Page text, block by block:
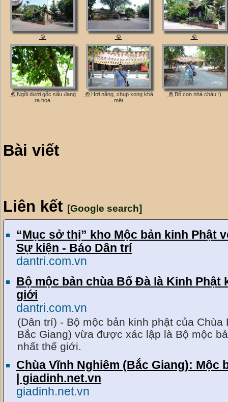
© © ©
© Ngồi dưới gốc sấu đang
ra hoa
©Hơi nắng, chụp xong khá
mệt
© Bố con nhà cháu :)
Bài viết
Liên kết [Google search]
“Mục sở thị” kho Mộc bản kinh Phật
Sự kiện - Báo Dân trí
dantri.com.vn
Bộ mộc bản chùa Bổ Đà là Kinh Phật
giới
dantri.com.vn
(Dân trí) - Bộ mộc bản kinh phật của
Bắc Giang) vừa được xác lập là Bộ mộc
nhất thế giới.
Chùa Vĩnh Nghiêm (Bắc Giang): Mộc
| giadinh.net.vn
giadinh.net.vn